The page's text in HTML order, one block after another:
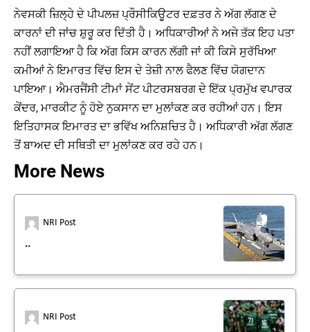
ਨੇਵਸਕੀ ਜ਼ਿਲ੍ਹੇ ਦੇ ਪੀਪਲਜ਼ ਪ੍ਰੌਸੀਕਿਊਟਰ ਦਫ਼ਤਰ ਨੇ ਅੱਗ ਲੱਗਣ ਦੇ
ਕਾਰਨਾਂ ਦੀ ਜਾਂਚ ਸ਼ੁਰੂ ਕਰ ਦਿੱਤੀ ਹੈ। ਅਧਿਕਾਰੀਆਂ ਨੇ ਅਜੇ ਤੱਕ ਇਹ ਪਤਾ
ਨਹੀਂ ਲਗਾਇਆ ਹੈ ਕਿ ਅੱਗ ਕਿਸ ਕਾਰਨ ਲੱਗੀ ਜਾਂ ਕੀ ਕਿਸੇ ਸੁਰੱਖਿਆ
ਕਮੀਆਂ ਨੇ ਇਮਾਰਤ ਵਿੱਚ ਇਸ ਦੇ ਤੇਜ਼ੀ ਨਾਲ ਫੈਲਣ ਵਿੱਚ ਯੋਗਦਾਨ
ਪਾਇਆ। ਐਮਰਜੈਂਸੀ ਟੀਮਾਂ ਸੇਂਟ ਪੀਟਰਸਬਰਗ ਦੇ ਇੱਕ ਪ੍ਰਮੁੱਖ ਵਪਾਰਕ
ਕੇਂਦਰ, ਮਾਰਕੀਟ ਨੂੰ ਹੋਏ ਨੁਕਸਾਨ ਦਾ ਮੁਲਾਂਕਣ ਕਰ ਰਹੀਆਂ ਹਨ। ਇਸ
ਇਤਿਹਾਸਕ ਇਮਾਰਤ ਦਾ ਭਵਿੱਖ ਅਨਿਸ਼ਚਿਤ ਹੈ। ਅਧਿਕਾਰੀ ਅੱਗ ਲੱਗਣ
ਤੋਂ ਬਾਅਦ ਦੀ ਸਥਿਤੀ ਦਾ ਮੁਲਾਂਕਣ ਕਰ ਰਹੇ ਹਨ।
More News
NRI Post
..
NRI Post